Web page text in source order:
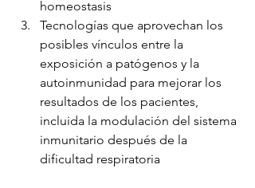
homeostasis
Tecnologías que aprovechan los
posibles vínculos entre la
exposición a patógenos y la
autoinmunidad para mejorar los
resultados de los pacientes,
incluida la modulación del sistema
inmunitario después de la
dificultad respiratoria